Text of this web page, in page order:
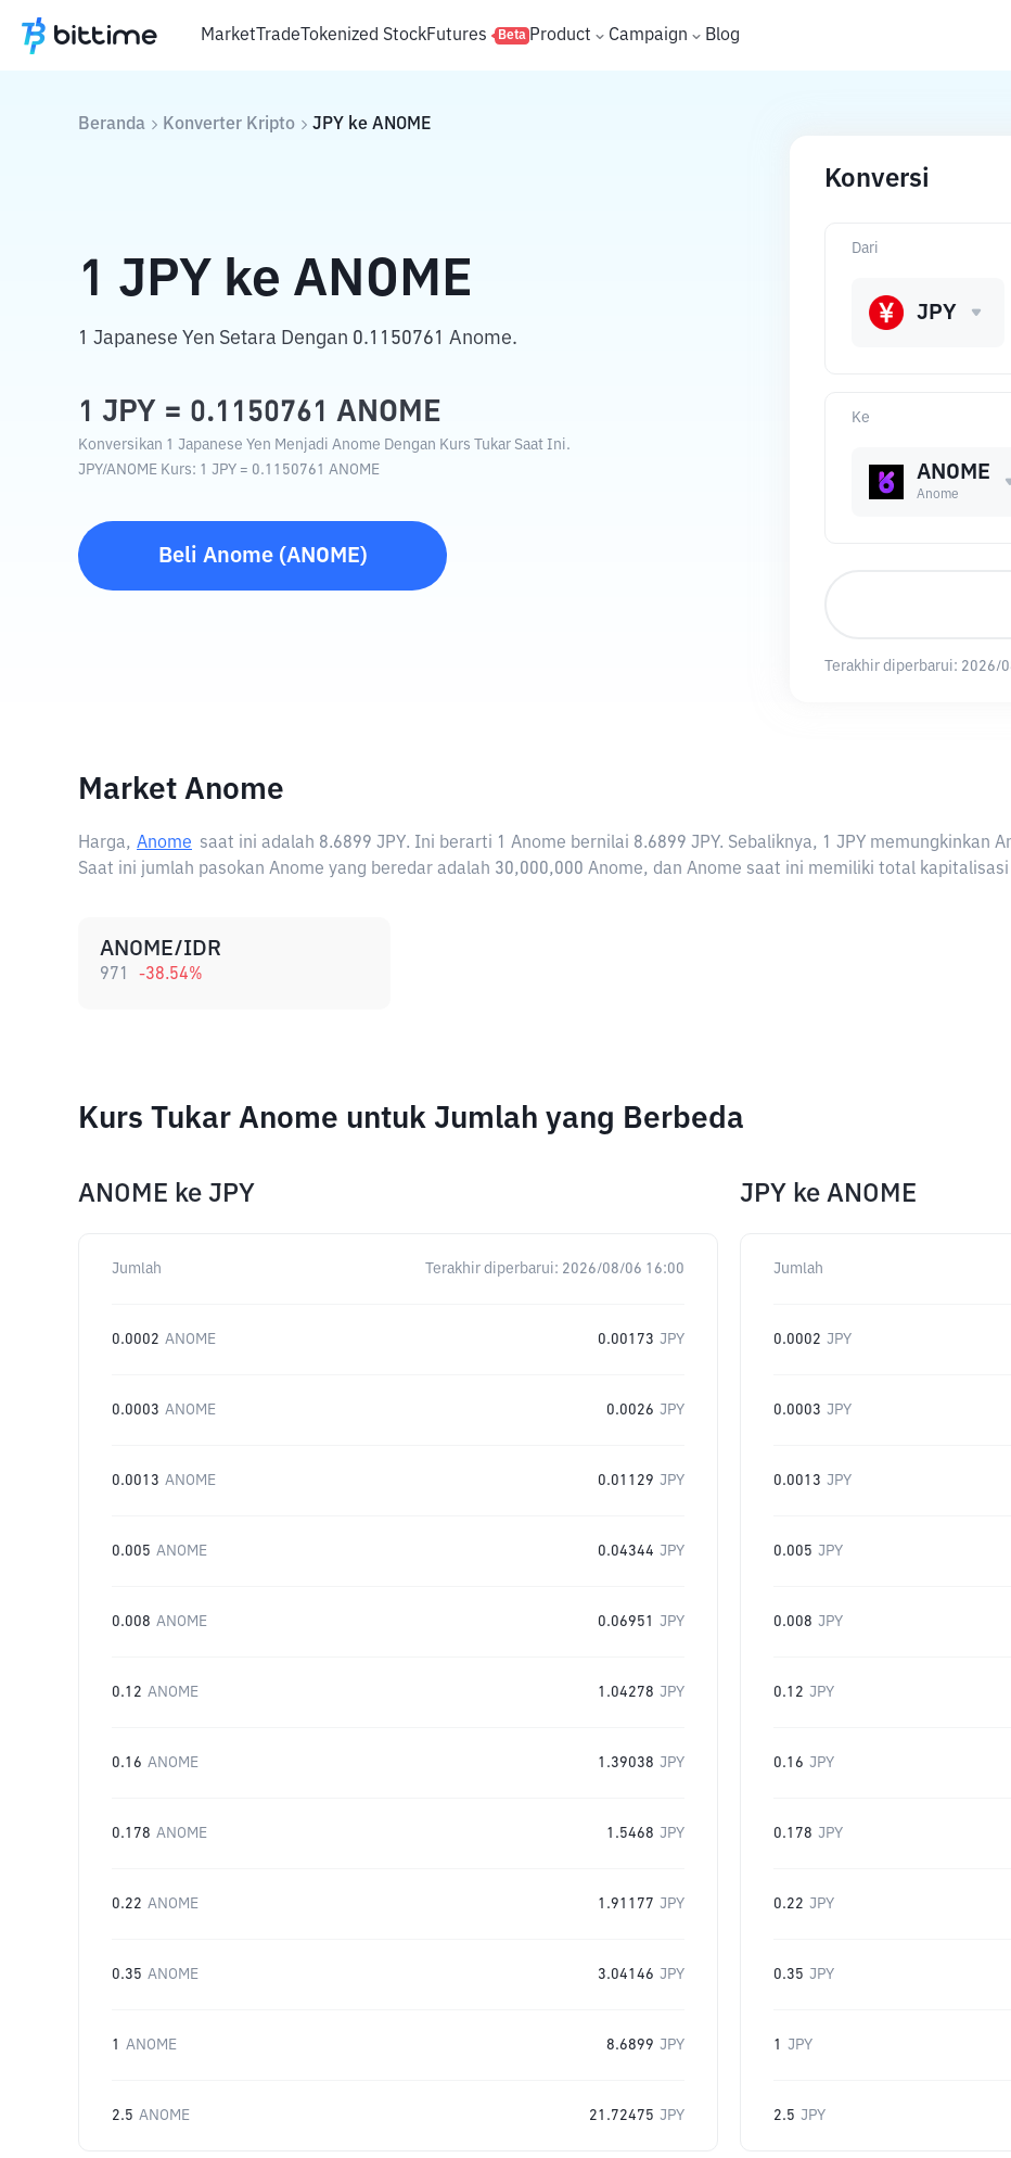
MarketTradeTokenized StockFutures Beta Product Campaign Blog
Beranda Konverter Kripto JPY ke ANOME
1 JPY ke ANOME
1 Japanese Yen Setara Dengan 0.1150761 Anome.
1 JPY = 0.1150761 ANOME
Konversikan 1 Japanese Yen Menjadi Anome Dengan Kurs Tukar Saat Ini.
JPY/ANOME Kurs: 1 JPY = 0.1150761 ANOME
Beli Anome(ANOME)
Konversi
Ke
ANOME
Anome
Dari
JPY
Terakhir diperbarui: 2026/
Market Anome
Harga, Anome saat ini adalah 8.6899 JPY. Ini berarti 1 Anome bernilai 8.6899 JPY. Sebaliknya, 1 JPY memungkinkan
Saat ini jumlah pasokan Anome yang beredar adalah 30,000,000 Anome, dan Anome saat ini memiliki total
ANOME/IDR
971 -38.54%
Kurs Tukar Anome untuk Jumlah yang Berbeda
ANOME ke JPY
Jumlah Terakhir diperbarui: 2026/08/06 16:00
0.0002 ANOME 0.00173 JPY
0.0003 ANOME 0.0026 JPY
0.0013 ANOME 0.01129 JPY
0.005 ANOME 0.04344 JPY
0.008 ANOME 0.06951 JPY
0.12 ANOME 1.04278 JPY
0.16 ANOME 1.39038 JPY
0.178 ANOME 1.5468 JPY
0.22 ANOME 1.91177 JPY
0.35 ANOME 3.04146 JPY
1 ANOME 8.6899 JPY
2.5 ANOME 21.72475 JPY
JPY ke ANOME
Jumlah
0.0002 JPY
0.0003 JPY
0.0013 JPY
0.005 JPY
0.008 JPY
0.12 JPY
0.16 JPY
0.178 JPY
0.22 JPY
0.35 JPY
1 JPY
2.5 JPY